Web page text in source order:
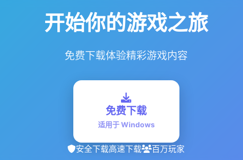
开始你的游戏之旅
免费下载体验精彩游戏内容
免费下载
适用于 Windows
安全下载高速下载 百万玩家